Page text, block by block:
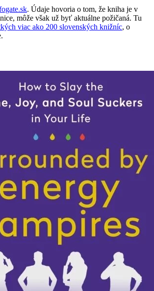
. Údaje hovoria o tom, že kniha je v
môže však už byť aktuálne požičaná. Tu
viac ako 200 slovenských knižníc, o